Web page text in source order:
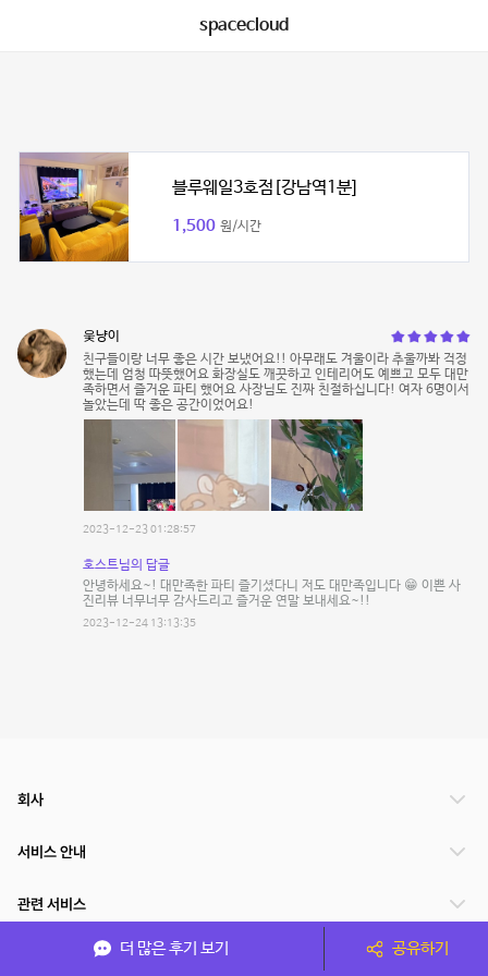
spacecloud
블루웨일3호점[강남역1분]
1,500 원/시간
웆냥이
친구들이랑 너무 좋은 시간 보냈어요!! 아무래도 겨울이라 추울까봐 걱정
했는데 엄청 따뜻했어요 화장실도 깨끗하고 인테리어도 예쁘고 모두 대만
족하면서 즐거운 파티 했어요 사장님도 진짜 친절하십니다! 여자 6명이서
놀았는데 딱 좋은 공간이었어요!
2023-12-23 01:28:57
호스트님의 답글
안녕하세요~! 대만족한 파티 즐기셨다니 저도 대만족입니다 😁 이쁜 사
진리뷰 너무너무 감사드리고 즐거운 연말 보내세요~!!
2023-12-24 13:13:35
더 많은 후기 보기 공유하기
회사
서비스 안내
관련 서비스